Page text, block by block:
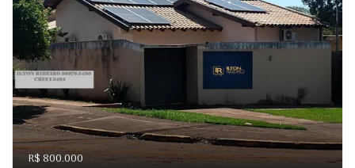
R$ 800.000